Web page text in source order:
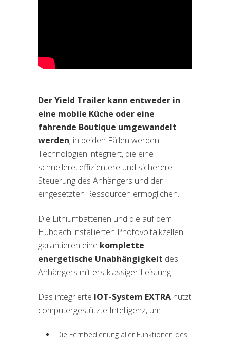
Der Yield Trailer kann entweder in
eine mobile Küche oder eine
fahrende Boutique umgewandelt
werden; in beiden Fällen werden
Technologien integriert, die eine
schnellere, effizientere und sicherere
Steuerung des Anhängers und der
eingesetzten Ressourcen ermöglichen.
Die Lithiumbatterien und die auf dem
Hubdach installierten Photovoltaikzellen
garantieren eine komplette
energetische Unabhängigkeit des
Anhängers mit erstklassiger Leistung.
Das integrierte IOT-System EXTRA nutzt
computergestützte Intelligenz, um:
Die Fernbedienung aller Funktionen des